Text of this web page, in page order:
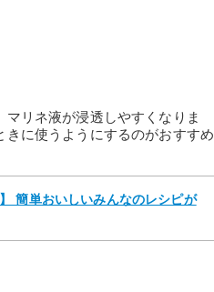
リネ液が浸透しやすくなりま
に使うようにするのがおすすめ
簡単おいしいみんなのレシピが